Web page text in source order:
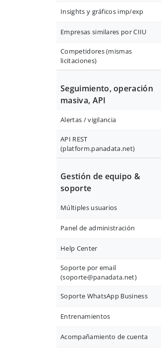
Insights y gráficos imp/exp
Empresas similares por CIIU
Competidores (mismas
licitaciones)
Seguimiento, operación
masiva, API
Alertas / vigilancia
API REST
(platform.panadata.net)
Gestión de equipo &
soporte
Múltiples usuarios
Panel de administración
Help Center
Soporte por email
(soporte@panadata.net)
Soporte WhatsApp Business
Entrenamientos
Acompañamiento de cuenta